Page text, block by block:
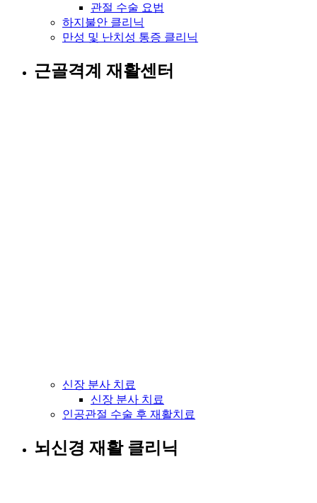
관절 수술 요법
하지불안 클리닉
만성 및 난치성 통증 클리닉
근골격계 재활센터
신장 분사 치료
신장 분사 치료
인공관절 수술 후 재활치료
뇌신경 재활 클리닉